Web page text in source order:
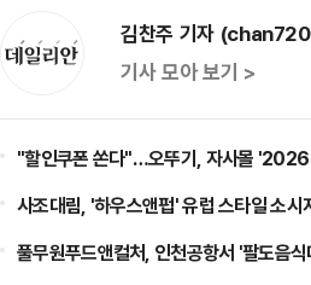
김찬주 기자
기사 모아 보기 >
"할인쿠폰 쏜다"…오뚜기, 자사몰 '2026
사조대림, '하우스앤펍' 유럽 스타일 소시
풀무원푸드앤컬처, 인천공항서 '팔도음